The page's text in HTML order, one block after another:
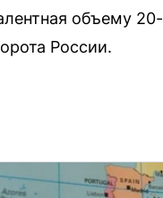
объему 20-
России.